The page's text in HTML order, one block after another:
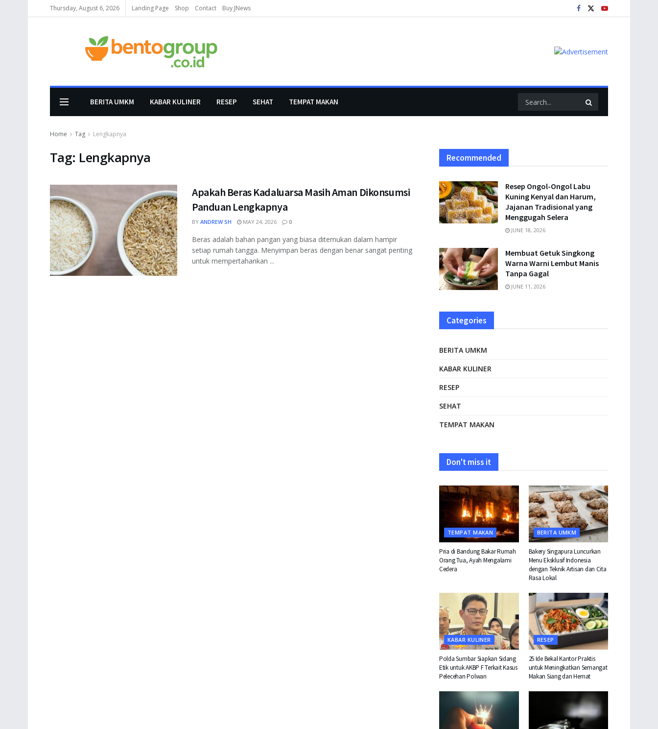
Thursday, August 6, 2026 Landing Page Shop Contact Buy JNews
BERITA UMKM KABAR KULINER RESEP SEHAT TEMPAT MAKAN
Home Tag Lengkapnya
Tag: Lengkapnya
Apakah Beras Kadaluarsa Masih Aman Dikonsumsi
Panduan Lengkapnya
BY ANDREW SH MAY 24, 2026 0
Beras adalah bahan pangan yang biasa ditemukan dalam hampir
setiap rumah tangga. Menyimpan beras dengan benar sangat penting
untuk mempertahankan ...
Recommended
Resep Ongol-Ongol Labu
Kuning Kenyal dan Harum,
Jajanan Tradisional yang
Menggugah Selera
JUNE 18, 2026
Membuat Getuk Singkong
Warna Warni Lembut Manis
Tanpa Gagal
JUNE 11, 2026
Categories
BERITA UMKM
KABAR KULINER
RESEP
SEHAT
TEMPAT MAKAN
Don't miss it
TEMPAT MAKAN
Pria di Bandung Bakar Rumah
Orang Tua, Ayah Mengalami
Cedera
BERITA UMKM
Bakery Singapura Luncurkan
Menu Eksklusif Indonesia
dengan Teknik Artisan dan Cita
Rasa Lokal
KABAR KULINER
Polda Sumbar Siapkan Sidang
Etik untuk AKBP F Terkait Kasus
Pelecehan Polwan
RESEP
25 Ide Bekal Kantor Praktis
untuk Meningkatkan Semangat
Makan Siang dan Hemat